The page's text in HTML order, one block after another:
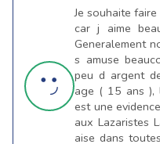
Je souhaite
car j aime
Generalement
s amuse
peu d argent
age ( 15 ans ),
est une
aux Lazaristes
aise dans